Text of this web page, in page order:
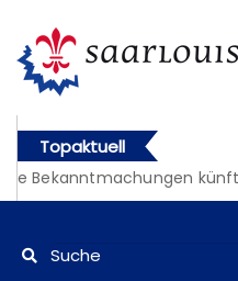
Topaktuell
Bekanntmachungen